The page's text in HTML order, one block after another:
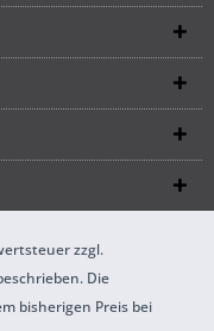
zzgl.
Die
bisherigen Preis bei